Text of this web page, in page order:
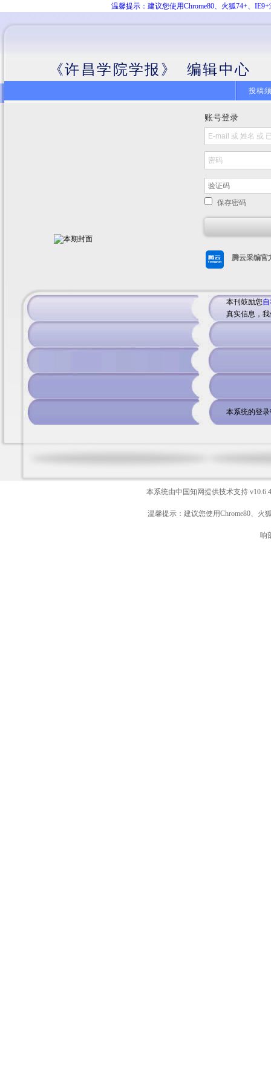
温馨提示：建议您使用Chrome80、火狐74+、
《许昌学院学报》 编辑中心
投稿
账号登录
保存密码
腾云采编官
本刊鼓励您
真实信息，
本系统的登
本系统由中国知网提供技术支持
温馨提示：建议您使用Chrome80、火
响